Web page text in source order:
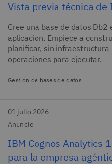
Vista previa técnica de
Cree una base de datos Db2
aplicación. Empiece a
planificar, sin infraestructura
operaciones para ejecutar.
Gestión de bases de datos
01 julio 2026
Anuncio
IBM Cognos Analytics
para la empresa